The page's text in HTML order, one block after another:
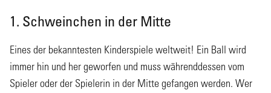
1. Schweinchen in der Mitte
Eines der bekanntesten Kinderspiele weltweit! Ein Ball wird
immer hin und her geworfen und muss währenddessen vom
Spieler oder der Spielerin in der Mitte gefangen werden. Wer